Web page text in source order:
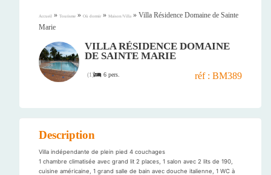
Accueil » Tourisme » Où dormir » Maison/Villa » Villa Résidence Domaine de Sainte
Marie
VILLA RÉSIDENCE DOMAINE
DE SAINTE MARIE
(1) 6 pers. réf : BM389
Description
Villa indépendante de plein pied 4 couchages
1 chambre climatisée avec grand lit 2 places, 1 salon avec 2 lits de 190,
cuisine américaine, 1 grand salle de bain avec douche italienne, 1 WC à